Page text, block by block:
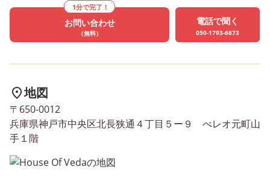
育所等訪問支援事業は、
１日より開始予定です。
軽にお問合せください。
りが安心して自分らしく
1分で完了！
お問い合わせ
（無料）
電話で聞く
050-1793-6873
地図
〒650-0012
兵庫県神戸市中央区北長狭通４丁目５ー９ べレオ元町山
手１階